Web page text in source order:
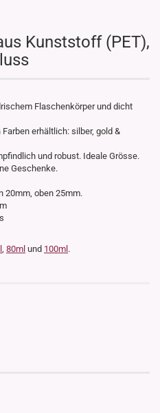
Kunststoff (PET),
Flaschenkörper und dicht
erhältlich: silber, gold &
und robust. Ideale Grösse.
Geschenke.
20mm, oben 25mm.
, 80ml und 100ml .